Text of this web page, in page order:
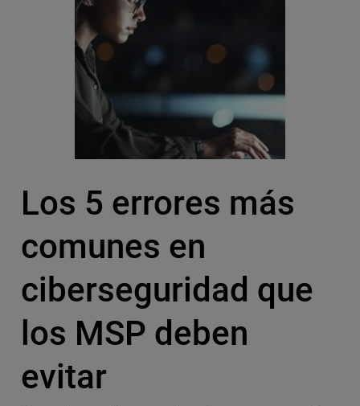
Los 5 errores más
comunes en
ciberseguridad que
los MSP deben
evitar